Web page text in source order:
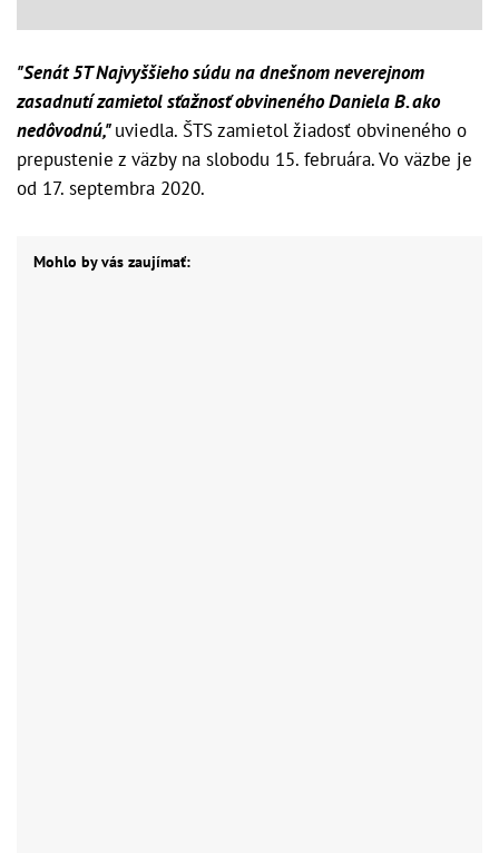
"Senát 5T Najvyššieho súdu na dnešnom neverejnom
zasadnutí zamietol sťažnosť obvineného Daniela B. ako
nedôvodnú,"uviedla. ŠTS zamietol žiadosť obvineného o
prepustenie z väzby na slobodu 15. februára. Vo väzbe je
od 17. septembra 2020.
Mohlo by vás zaujímať: